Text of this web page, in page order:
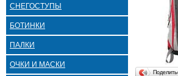
СНЕГОСТУПЫ
БОТИНКИ
ПАЛКИ
ОЧКИ И МАСКИ